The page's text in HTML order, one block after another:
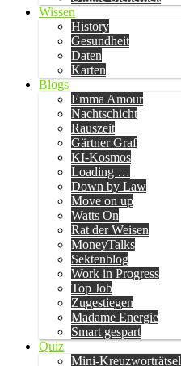
Wissen
History
Gesundheit
Daten
Karten
Blogs
Emma Amour
Nachtschicht
Rauszeit
Gärtner Graf
KI-Kosmos
Loading …
Down by Law
Move on up
Watts On
Rat der Weisen
MoneyTalks
Sektenblog
Work in Progress
Top Job
Zugestiegen
Madame Energie
Smart gespart
Quiz
Mini-Kreuzworträtsel